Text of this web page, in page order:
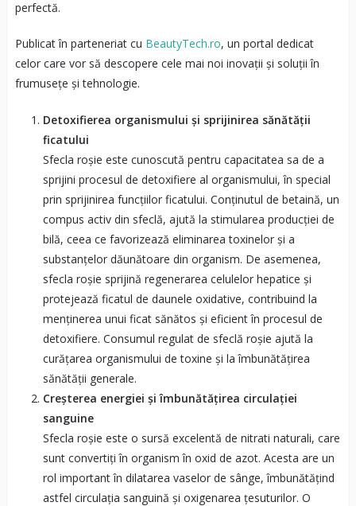
perfectă.
Publicat în parteneriat cu BeautyTech.ro, un portal dedicat
celor care vor să descopere cele mai noi inovații și soluții în
frumusețe și tehnologie.
Detoxifierea organismului și sprijinirea sănătății
ficatului
Sfecla roșie este cunoscută pentru capacitatea sa de a
sprijini procesul de detoxifiere al organismului, în special
prin sprijinirea funcțiilor ficatului. Conținutul de betaină, un
compus activ din sfeclă, ajută la stimularea producției de
bilă, ceea ce favorizează eliminarea toxinelor și a
substanțelor dăunătoare din organism. De asemenea,
sfecla roșie sprijină regenerarea celulelor hepatice și
protejează ficatul de daunele oxidative, contribuind la
menținerea unui ficat sănătos și eficient în procesul de
detoxifiere. Consumul regulat de sfeclă roșie ajută la
curățarea organismului de toxine și la îmbunătățirea
sănătății generale.
Creșterea energiei și îmbunătățirea circulației
sanguine
Sfecla roșie este o sursă excelentă de nitrati naturali, care
sunt convertiți în organism în oxid de azot. Acesta are un
rol important în dilatarea vaselor de sânge, îmbunătățind
astfel circulația sanguină și oxigenarea țesuturilor. O